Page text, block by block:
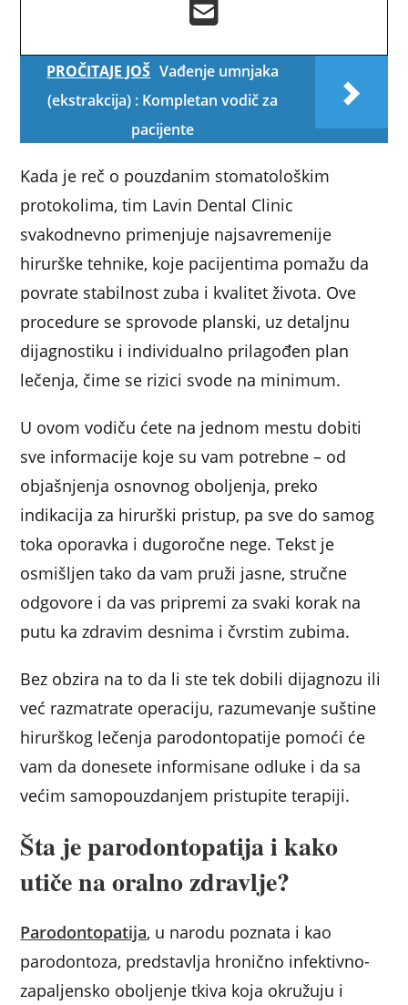
PROČITAJE JOŠ Vađenje umnjaka
(ekstrakcija) : Kompletan vodič za
pacijente
Kada je reč o pouzdanim stomatološkim
protokolima, tim Lavin Dental Clinic
svakodnevno primenjuje najsavremenije
hirurške tehnike, koje pacijentima pomažu da
povrate stabilnost zuba i kvalitet života. Ove
procedure se sprovode planski, uz detaljnu
dijagnostiku i individualno prilagođen plan
lečenja, čime se rizici svode na minimum.
U ovom vodiču ćete na jednom mestu dobiti
sve informacije koje su vam potrebne – od
objašnjenja osnovnog oboljenja, preko
indikacija za hirurški pristup, pa sve do samog
toka oporavka i dugoročne nege. Tekst je
osmišljen tako da vam pruži jasne, stručne
odgovore i da vas pripremi za svaki korak na
putu ka zdravim desnima i čvrstim zubima.
Bez obzira na to da li ste tek dobili dijagnozu ili
već razmatrate operaciju, razumevanje suštine
hirurškog lečenja parodontopatije pomoći će
vam da donesete informisane odluke i da sa
većim samopouzdanjem pristupite terapiji.
Šta je parodontopatija i kako
utiče na oralno zdravlje?
Parodontopatija, u narodu poznata i kao
parodontoza, predstavlja hronično infektivno-
zapaljensko oboljenje tkiva koja okružuju i